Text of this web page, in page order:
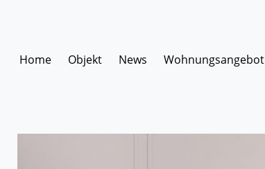
Home
Objekt News Wohnungsangebot